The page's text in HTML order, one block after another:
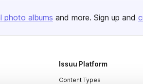
photo albums and more. Sign up and
Issuu Platform
Content Types